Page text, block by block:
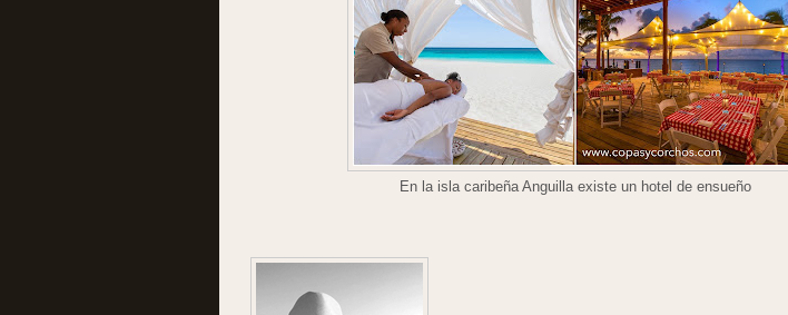
En la isla caribeña Anguilla existe un hotel de ensueño